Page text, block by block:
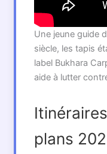
Une jeune guide
siècle, les tapis
label Bukhara
aide à lutter
plans